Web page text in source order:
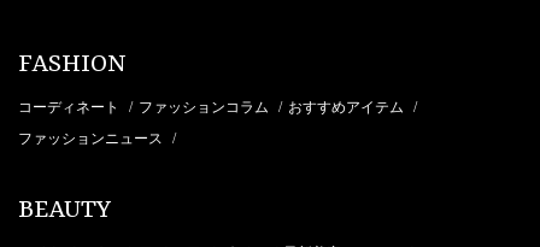
FASHION
コーディネート / ファッションコラム / おすすめアイテム /
ファッションニュース /
BEAUTY